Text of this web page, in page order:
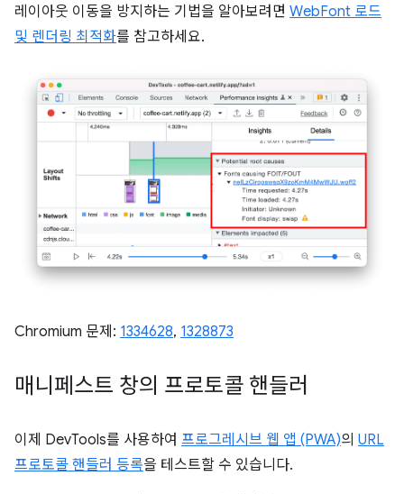
레이아웃 이동을 방지하는 기법을 알아보려면 WebFont 로드
및 렌더링 최적화를 참고하세요.
Chromium 문제: 1334628, 1328873
매니페스트 창의 프로토콜 핸들러
이제 DevTools를 사용하여 프로그레시브 웹 앱 (PWA)의 URL
프로토콜 핸들러 등록을 테스트할 수 있습니다.